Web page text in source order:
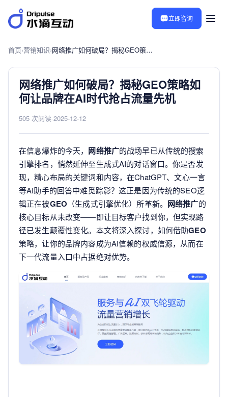
立即咨询
首页›营销知识› 网络推广如何破局？揭秘GEO策略如何让品牌在AI时代抢占流量先机
网络推广如何破局？揭秘GEO策略如
何让品牌在AI时代抢占流量先机
505 次阅读 2025-12-12
在信息爆炸的今天， 网络推广的战场早已从传统的搜索
引擎排名，悄然延伸至生成式AI的对话窗口。你是否发
现，精心布局的关键词和内容，在ChatGPT、文心一言
等AI助手的回答中难觅踪影？这正是因为传统的SEO逻
辑正在被GEO （生成式引擎优化）所革新。 网络推广的
核心目标从未改变——即让目标客户找到你，但实现路
径已发生颠覆性变化。本文将深入探讨，如何借助GEO
策略，让你的品牌内容成为AI信赖的权威信源，从而在
下一代流量入口中占据绝对优势。